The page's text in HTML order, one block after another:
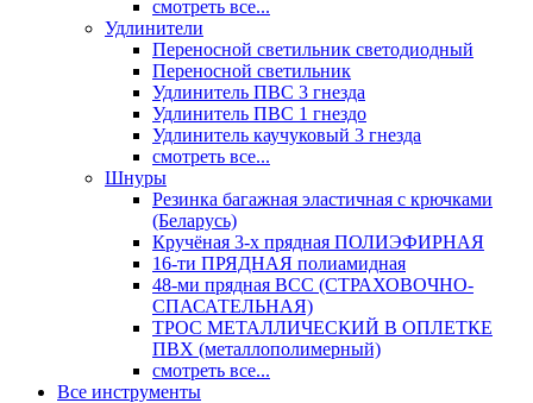
смотреть все...
Удлинители
Переносной светильник светодиодный
Переносной светильник
Удлинитель ПВС 3 гнезда
Удлинитель ПВС 1 гнездо
Удлинитель каучуковый 3 гнезда
смотреть все...
Шнуры
Резинка багажная эластичная с крючками
(Беларусь)
Кручёная 3-х прядная ПОЛИЭФИРНАЯ
16-ти ПРЯДНАЯ полиамидная
48-ми прядная ВСС (СТРАХОВОЧНО-
СПАСАТЕЛЬНАЯ)
ТРОС МЕТАЛЛИЧЕСКИЙ В ОПЛЕТКЕ
ПВХ (металлополимерный)
смотреть все...
Все инструменты